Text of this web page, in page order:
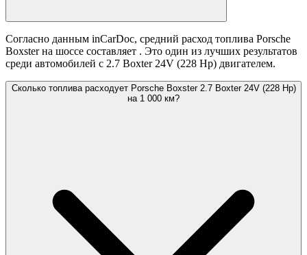
Согласно данным inCarDoc, средний расход топлива Porsche
Boxster на шоссе составляет . Это один из лучших результатов
среди автомобилей с 2.7 Boxter 24V (228 Hp) двигателем.
Сколько топлива расходует Porsche Boxster 2.7 Boxter 24V (228 Hp)
на 1 000 км?